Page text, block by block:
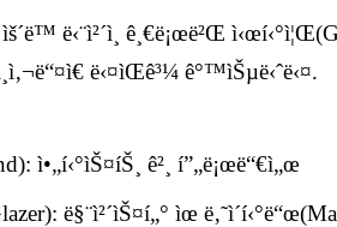
ìš´ë™ ë‹¨ì²´ì¸ ê¸€ë¡œë²Œ
ë‹¤ìŒê³¼ ê°™ìŠµë‹ˆë‹¤.
ì•„í‹°ìŠ¤íŠ¸ ê²¸ í”„ë¡œë“€ì„œ
ë§¨ì²´ìŠ¤í„° ìœ